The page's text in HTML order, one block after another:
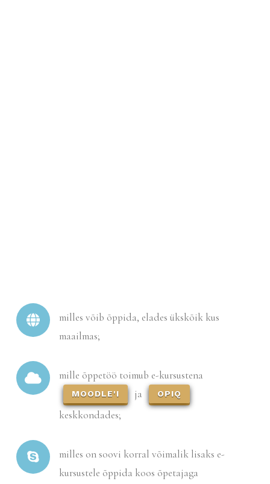
milles võib õppida, elades ükskõik kus
maailmas;
mille õppetöö toimub e-kursustena
MOODLE'I ja OPIQ
keskkondades;
milles on soovi korral võimalik lisaks e-
kursustele õppida koos õpetajaga